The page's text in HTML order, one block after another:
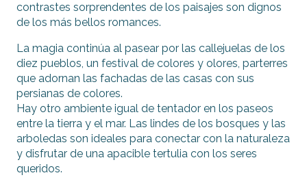
contrastes sorprendentes de los paisajes son dignos
de los más bellos romances.
La magia continúa al pasear por las callejuelas de los
diez pueblos, un festival de colores y olores, parterres
que adornan las fachadas de las casas con sus
persianas de colores.
Hay otro ambiente igual de tentador en los paseos
entre la tierra y el mar. Las lindes de los bosques y las
arboledas son ideales para conectar con la naturaleza
y disfrutar de una apacible tertulia con los seres
queridos.